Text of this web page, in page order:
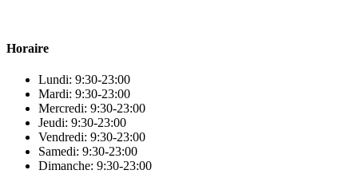
Horaire
Lundi: 9:30-23:00
Mardi: 9:30-23:00
Mercredi: 9:30-23:00
Jeudi: 9:30-23:00
Vendredi: 9:30-23:00
Samedi: 9:30-23:00
Dimanche: 9:30-23:00